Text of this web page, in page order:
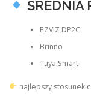
ŚREDNIA
EZVIZ DP2C
Brinno
Tuya Smart
najlepszy stosunek